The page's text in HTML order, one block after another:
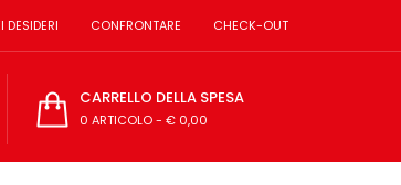
DESIDERI CONFRONTARE CHECK-OUT
CARRELLO DELLA SPESA
0 ARTICOLO- € 0,00